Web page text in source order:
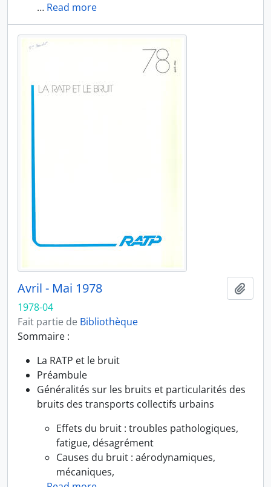
… Read more
Avril - Mai 1978
1978-04
Fait partie de Bibliothèque
Sommaire :
La RATP et le bruit
Préambule
Généralités sur les bruits et particularités des
bruits des transports collectifs urbains
Effets du bruit : troubles pathologiques,
fatigue, désagrément
Causes du bruit : aérodynamiques,
mécaniques,